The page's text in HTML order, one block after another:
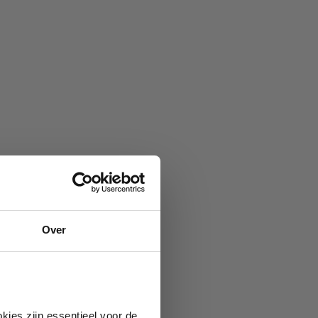
Over
zijn essentieel voor de